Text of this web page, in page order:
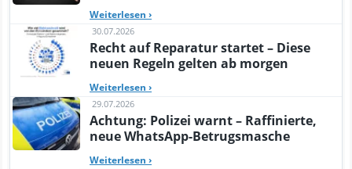
Weiterlesen ›
30.07.2026
Recht auf Reparatur startet – Diese
neuen Regeln gelten ab morgen
Weiterlesen ›
29.07.2026
Achtung: Polizei warnt – Raffinierte,
neue WhatsApp-Betrugsmasche
Weiterlesen ›